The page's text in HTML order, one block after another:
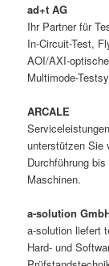
ad+t AG
Ihr Partner für
In-Circuit-Test,
AOI/AXI-
Multimode-
ARCALE
unterstützen Sie
Durchführung
Maschinen.
a-solution
a-solution liefert
Hard- und